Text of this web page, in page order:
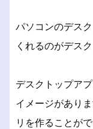
パソコンのデス
くれるのがデス
デスクトップア
イメージがあり
リを作ることが